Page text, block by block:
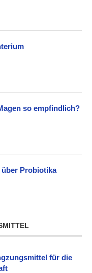
so empfindlich?
Probiotika
für die